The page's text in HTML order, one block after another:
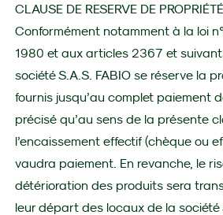
CLAUSE DE RESERVE DE PROPRIÉTÉ
Conformément notamment à la loi
1980 et aux articles 2367 et
société S.A.S. FABIO se réserve la
fournis jusqu’au complet paiement
précisé qu’au sens de la présente
l’encaissement effectif (chèque ou
vaudra paiement. En revanche, le
détérioration des produits sera
leur départ des locaux de la société